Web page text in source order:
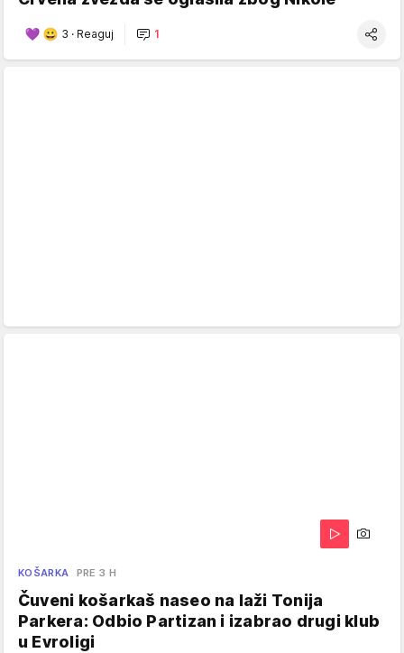
3 · Reaguj 1
KOŠARKA PRE 3 H
Čuveni košarkaš naseo na laži Tonija
Parkera: Odbio Partizan i izabrao drugi klub
u Evroligi